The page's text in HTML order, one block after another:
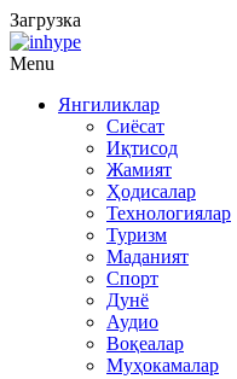
Загрузка
Menu
Янгиликлар
Сиёсат
Иқтисод
Жамият
Ҳодисалар
Технологиялар
Туризм
Маданият
Спорт
Дунё
Аудио
Воқеалар
Муҳокамалар